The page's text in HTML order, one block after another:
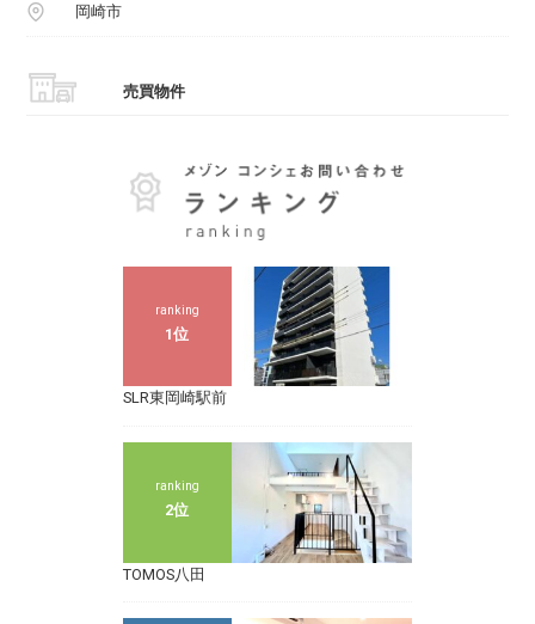
岡崎市
売買物件
ranking
1位
SLR東岡崎駅前
ranking
2位
TOMOS八田